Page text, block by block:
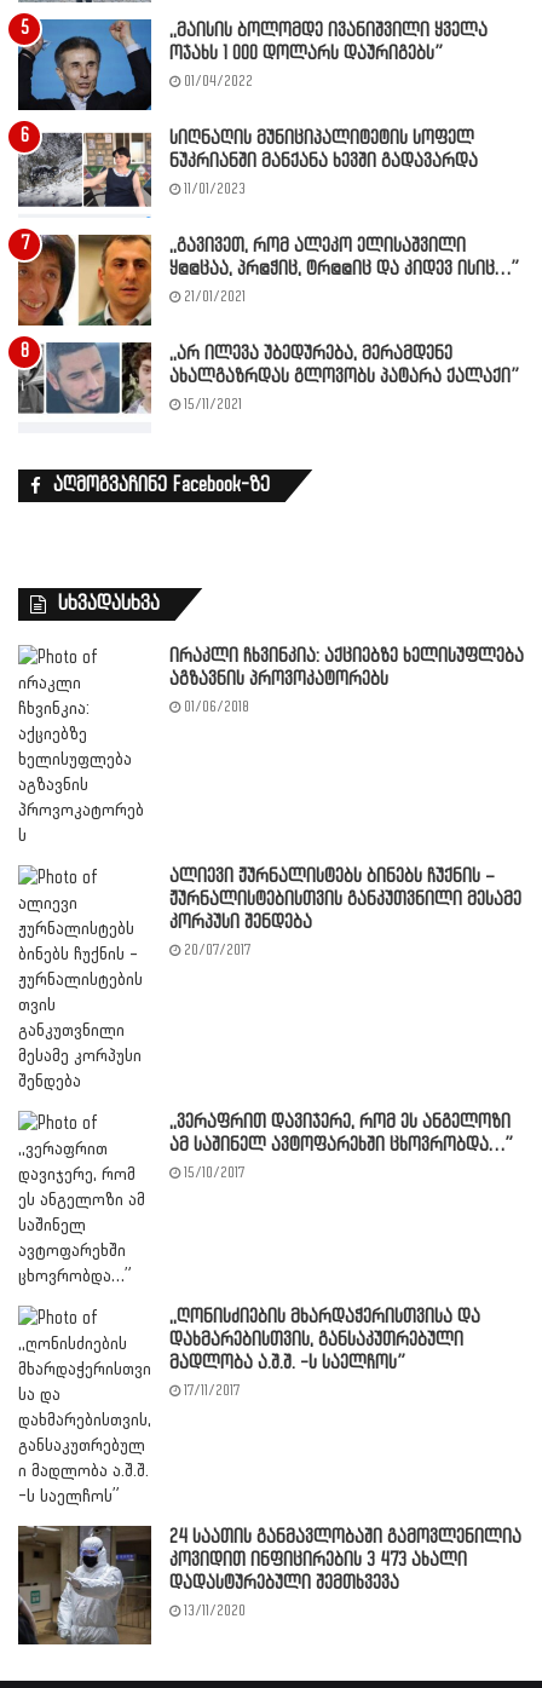
,,მაისის ბოლომდე ივანიშვილი ყველა
ოჯახს 1 000 დოლარს დაურიგებს”
01/04/2022
სიღნაღის მუნიციპალიტეტის სოფელ
ნუკრიანში მანქანა ხევში გადავარდა
11/01/2023
,,გავივეთ, რომ ალეკო ელისაშვილი
ყ@@ცაა, პრ@ჭიც, ტრ@@იც და კიდევ ისიც…”
21/01/2021
,,არ ილევა უბედურება, მერამდენე
ახალგაზრდას გლოვობს პატარა ქალაქი”
15/11/2021
აღმოგვაჩინე Facebook-ზე
სხვადასხვა
ირაკლი ჩხვინკია: აქციებზე ხელისუფლება
აგზავნის პროვოკატორებს
01/06/2018
ალიევი ჟურნალისტებს ბინებს ჩუქნის –
ჟურნალისტებისთვის განკუთვნილი მესამე
კორპუსი შენდება
20/07/2017
,,ვერაფრით დავიჯერე, რომ ეს ანგელოზი
ამ საშინელ ავტოფარეხში ცხოვრობდა…”
15/10/2017
,,ღონისძიების მხარდაჭერისთვისა და
დახმარებისთვის, განსაკუთრებული
მადლობა ა.შ.შ. -ს საელჩოს”
17/11/2017
24 საათის განმავლობაში გამოვლენილია
კოვიდით ინფიცირების 3 473 ახალი
დადასტურებული შემთხვევა
13/11/2020